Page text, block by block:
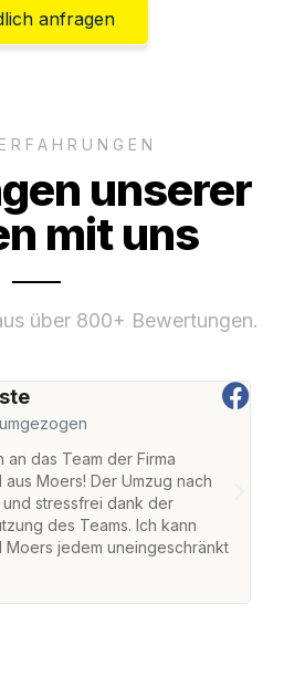
anfragen
unserer
mit uns
über 800+ Bewertungen.
das Team der Firma
Moers! Der Umzug nach
stressfrei dank der
des Teams. Ich kann
Moers jedem uneingeschränkt